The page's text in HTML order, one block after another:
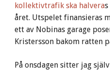
kollektivtrafik ska halvera
året. Utspelet finansieras
ett av Nobinas garage
Kristersson bakom ratten
På onsdagen sitter jag